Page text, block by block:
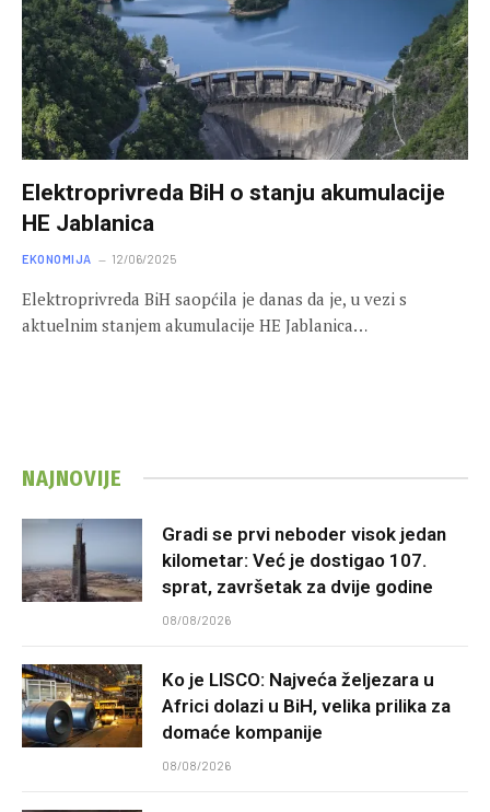
Elektroprivreda BiH o stanju akumulacije
HE Jablanica
EKONOMIJA 12/06/2025
Elektroprivreda BiH saopćila je danas da je, u vezi s
aktuelnim stanjem akumulacije HE Jablanica…
NAJNOVIJE
Gradi se prvi neboder visok jedan
kilometar: Već je dostigao 107.
sprat, završetak za dvije godine
08/08/2026
Ko je LISCO: Najveća željezara u
Africi dolazi u BiH, velika prilika za
domaće kompanije
08/08/2026